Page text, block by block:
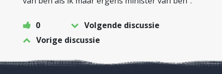
0
Volgende discussie
Vorige discussie